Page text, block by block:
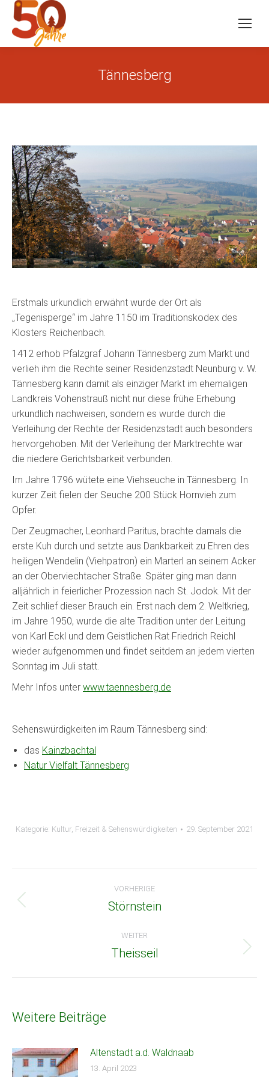
Tännesberg
Erstmals urkundlich erwähnt wurde der Ort als
„Tegenisperge“ im Jahre 1150 im Traditionskodex des
Klosters Reichenbach.
1412 erhob Pfalzgraf Johann Tännesberg zum Markt und
verlieh ihm die Rechte seiner Residenzstadt Neunburg v. W.
Tännesberg kann damit als einziger Markt im ehemaligen
Landkreis Vohenstrauß nicht nur diese frühe Erhebung
urkundlich nachweisen, sondern es wurde durch die
Verleihung der Rechte der Residenzstadt auch besonders
hervorgehoben. Mit der Verleihung der Marktrechte war
die niedere Gerichtsbarkeit verbunden.
Im Jahre 1796 wütete eine Viehseuche in Tännesberg. In
kurzer Zeit fielen der Seuche 200 Stück Hornvieh zum
Opfer.
Der Zeugmacher, Leonhard Paritus, brachte damals die
erste Kuh durch und setzte aus Dankbarkeit zu Ehren des
heiligen Wendelin (Viehpatron) ein Marterl an seinem Acker
an der Oberviechtacher Straße. Später ging man dann
alljährlich in feierlicher Prozession nach St. Jodok. Mit der
Zeit schlief dieser Brauch ein. Erst nach dem 2. Weltkrieg,
im Jahre 1950, wurde die alte Tradition unter der Leitung
von Karl Eckl und dem Geistlichen Rat Friedrich Reichl
wieder aufgenommen und findet seitdem an jedem vierten
Sonntag im Juli statt.
Mehr Infos unter www.taennesberg.de
Sehenswürdigkeiten im Raum Tännesberg sind:
das Kainzbachtal
Natur Vielfalt Tännesberg
Kategorie: Kultur, Freizeit & Sehenswürdigkeiten 29. September 2021
Beitragsnavigation
VORHERIGE
Vorheriger
Störnstein
WEITER
Nächster
Theisseil
Weitere Beiträge
Altenstadt a.d. Waldnaab
13. April 2023